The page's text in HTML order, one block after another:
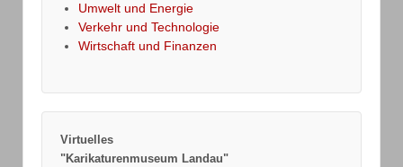
Umwelt und Energie
Verkehr und Technologie
Wirtschaft und Finanzen
Virtuelles
"Karikaturenmuseum Landau"